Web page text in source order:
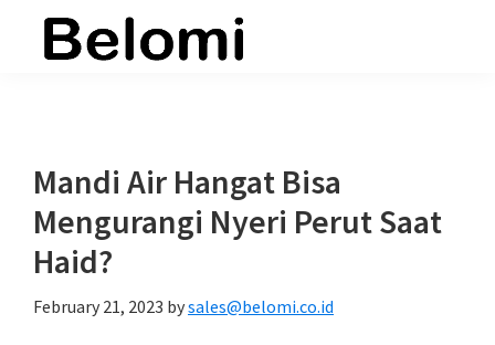
Mandi Air Hangat Bisa
Mengurangi Nyeri Perut Saat
Haid?
February 21, 2023 bysales@belomi.co.id